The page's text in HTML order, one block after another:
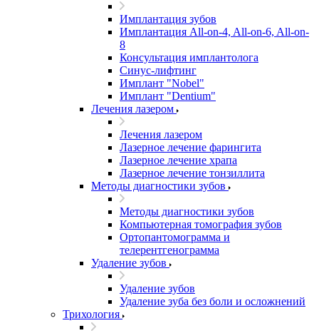
Имплантация зубов
Имплантация All-on-4, All-on-6, All-on-
8
Консультация имплантолога
Синус-лифтинг
Имплант "Nobel"
Имплант "Dentium"
Лечения лазером
Лечения лазером
Лазерное лечение фарингита
Лазерное лечение храпа
Лазерное лечение тонзиллита
Методы диагностики зубов
Методы диагностики зубов
Компьютерная томография зубов
Ортопантомограмма и
телерентгенограмма
Удаление зубов
Удаление зубов
Удаление зуба без боли и осложнений
Трихология